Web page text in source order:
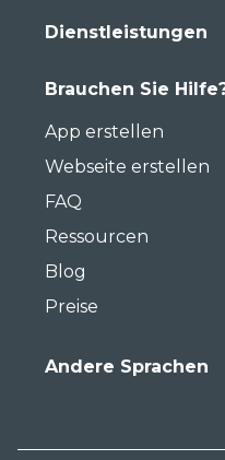
Dienstleistungen
Brauchen Sie
App erstellen
Webseite erstellen
FAQ
Ressourcen
Blog
Preise
Andere Sprachen